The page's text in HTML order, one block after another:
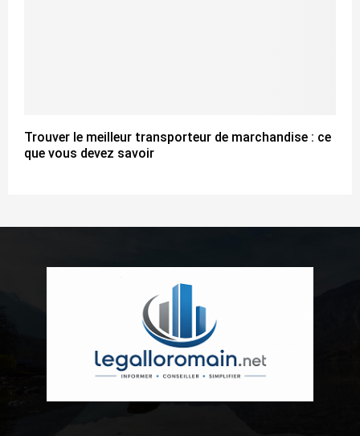
Trouver le meilleur transporteur de marchandise : ce
que vous devez savoir